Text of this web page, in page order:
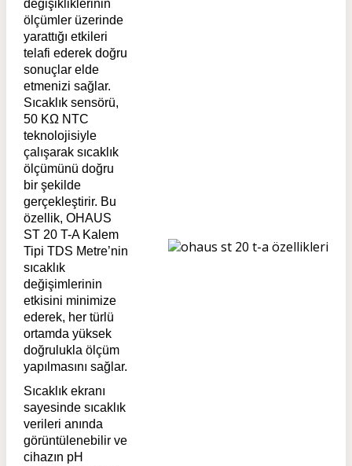
değişikliklerinin
ölçümler üzerinde
yarattığı etkileri
telafi ederek doğru
sonuçlar elde
etmenizi sağlar.
Sıcaklık sensörü,
50 KΩ NTC
teknolojisiyle
çalışarak sıcaklık
ölçümünü doğru
bir şekilde
gerçekleştirir. Bu
özellik, OHAUS
ST 20 T-A Kalem
Tipi TDS Metre’nin
sıcaklık
değişimlerinin
etkisini minimize
ederek, her türlü
ortamda yüksek
doğrulukla ölçüm
yapılmasını sağlar.
Sıcaklık ekranı
sayesinde sıcaklık
verileri anında
görüntülenebilir ve
cihazın pH